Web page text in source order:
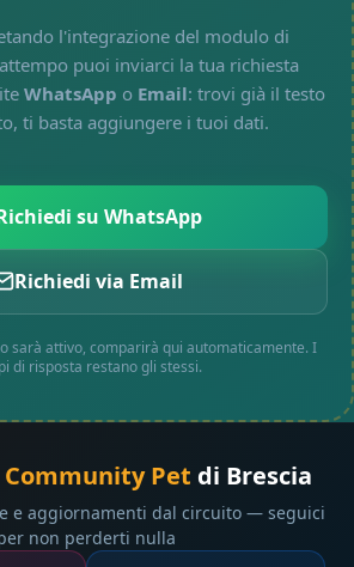
l'integrazione del modulo di
puoi inviarci la tua richiesta
WhatsApp o Email: trovi già il testo
ti basta aggiungere i tuoi dati.
su WhatsApp
Richiedi via Email
sarà attivo, comparirà qui automaticamente. I
di risposta restano gli stessi.
Community Pet di Brescia
e aggiornamenti dal circuito — seguici
non perderti nulla